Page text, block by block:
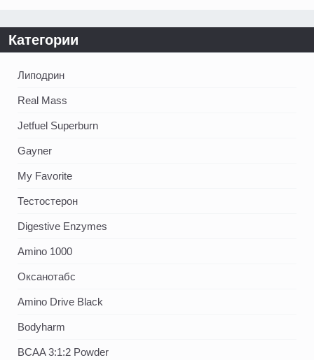
Категории
Липодрин
Real Mass
Jetfuel Superburn
Gayner
My Favorite
Тестостерон
Digestive Enzymes
Amino 1000
Оксанотабс
Amino Drive Black
Bodyharm
BCAA 3:1:2 Powder